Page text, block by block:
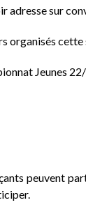
adresse sur
organisés cette
Jeunes
peuvent